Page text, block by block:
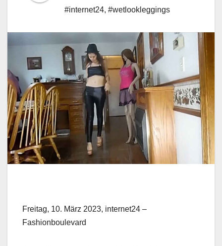
#internet24, #wetlookleggings
Freitag, 10. März 2023, internet24 –
Fashionboulevard